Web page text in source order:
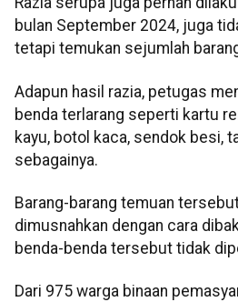
bulan September 2024, juga
tetapi temukan sejumlah
Adapun hasil razia, petugas
benda terlarang seperti kartu
kayu, botol kaca, sendok besi,
sebagainya.
Barang-barang temuan
dimusnahkan dengan cara
benda-benda tersebut tidak
Dari 975 warga binaan